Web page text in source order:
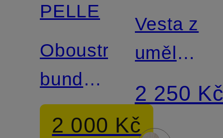
PELLE
Oboustranná
bunda
FAYLINN
2 000 Kč
Vesta z
umělé
kožešiny
DAVA
2 250